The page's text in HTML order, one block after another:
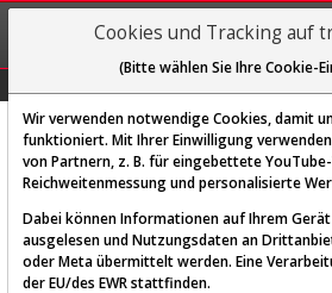
Diese Funktion ist
Cookies und Tracking auf
(Bitte wählen Sie Ihre Cookie-
Wir verwenden notwendige Cookies, damit
funktioniert. Mit Ihrer Einwilligung
von Partnern, z. B. für eingebettete
Reichweitenmessung und personalisierte
Dabei können Informationen auf Ihrem
ausgelesen und Nutzungsdaten an
oder Meta übermittelt werden. Eine
der EU/des EWR stattfinden.